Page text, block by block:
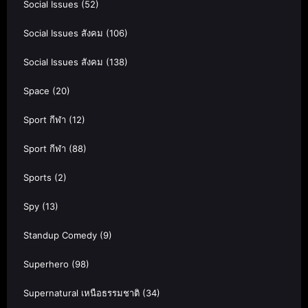
Social Issues (52)
Social Issues สังคม (106)
Social Issues สังคม (138)
Space (20)
Sport กีฬา (12)
Sport กีฬา (88)
Sports (2)
Spy (13)
Standup Comedy (9)
Superhero (98)
Supernatural เหนือธรรมชาติ (34)